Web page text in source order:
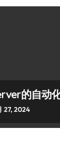
的自动
27, 2024